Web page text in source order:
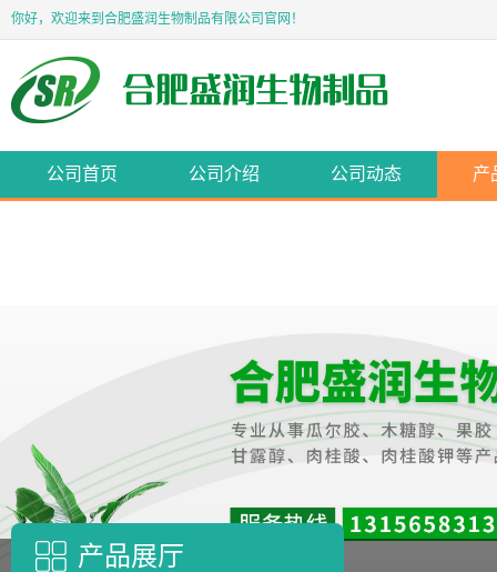
你好，欢迎来到合肥盛润生物制品有限公司官网！
公司首页 公司介绍 公司动态 产
产品展厅